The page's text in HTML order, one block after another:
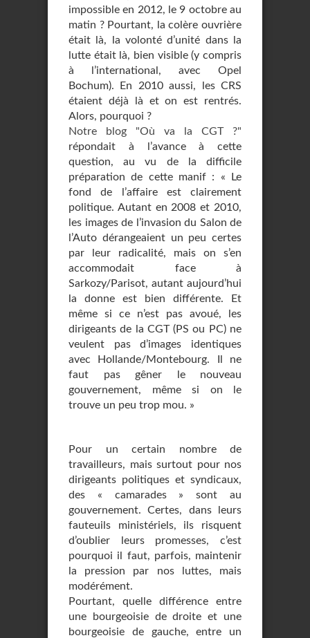
impossible en 2012, le 9 octobre au
matin ? Pourtant, la colère ouvrière
était là, la volonté d’unité dans la
lutte était là, bien visible (y compris
à l’international, avec Opel
Bochum). En 2010 aussi, les CRS
étaient déjà là et on est rentrés.
Alors, pourquoi ?
Notre blog "Où va la CGT ?"
répondait à l’avance à cette
question, au vu de la difficile
préparation de cette manif : « Le
fond de l’affaire est clairement
politique. Autant en 2008 et 2010,
les images de l’invasion du Salon de
l’Auto dérangeaient un peu certes
par leur radicalité, mais on s’en
accommodait face à
Sarkozy/Parisot, autant aujourd’hui
la donne est bien différente. Et
même si ce n’est pas avoué, les
dirigeants de la CGT (PS ou PC) ne
veulent pas d’images identiques
avec Hollande/Montebourg. Il ne
faut pas gêner le nouveau
gouvernement, même si on le
trouve un peu trop mou. »
Pour un certain nombre de
travailleurs, mais surtout pour nos
dirigeants politiques et syndicaux,
des « camarades » sont au
gouvernement. Certes, dans leurs
fauteuils ministériels, ils risquent
d’oublier leurs promesses, c’est
pourquoi il faut, parfois, maintenir
la pression par nos luttes, mais
modérément.
Pourtant, quelle différence entre
une bourgeoisie de droite et une
bourgeoisie de gauche, entre un